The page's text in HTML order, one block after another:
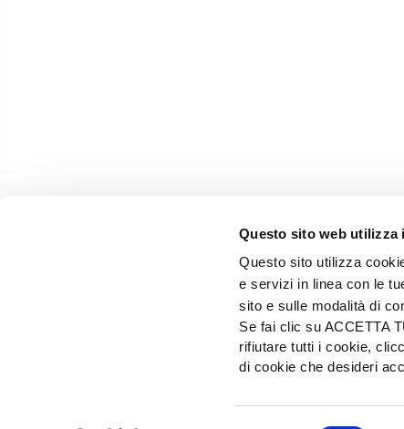
Questo sito web utilizza
Questo sito utilizza
e servizi in linea con le
sito e sulle modalità di
Se fai clic su ACCETTA
rifiutare tutti i cookie,
di cookie che desideri
EDIZIONI L'INFORMATORE AGRARIO Srl